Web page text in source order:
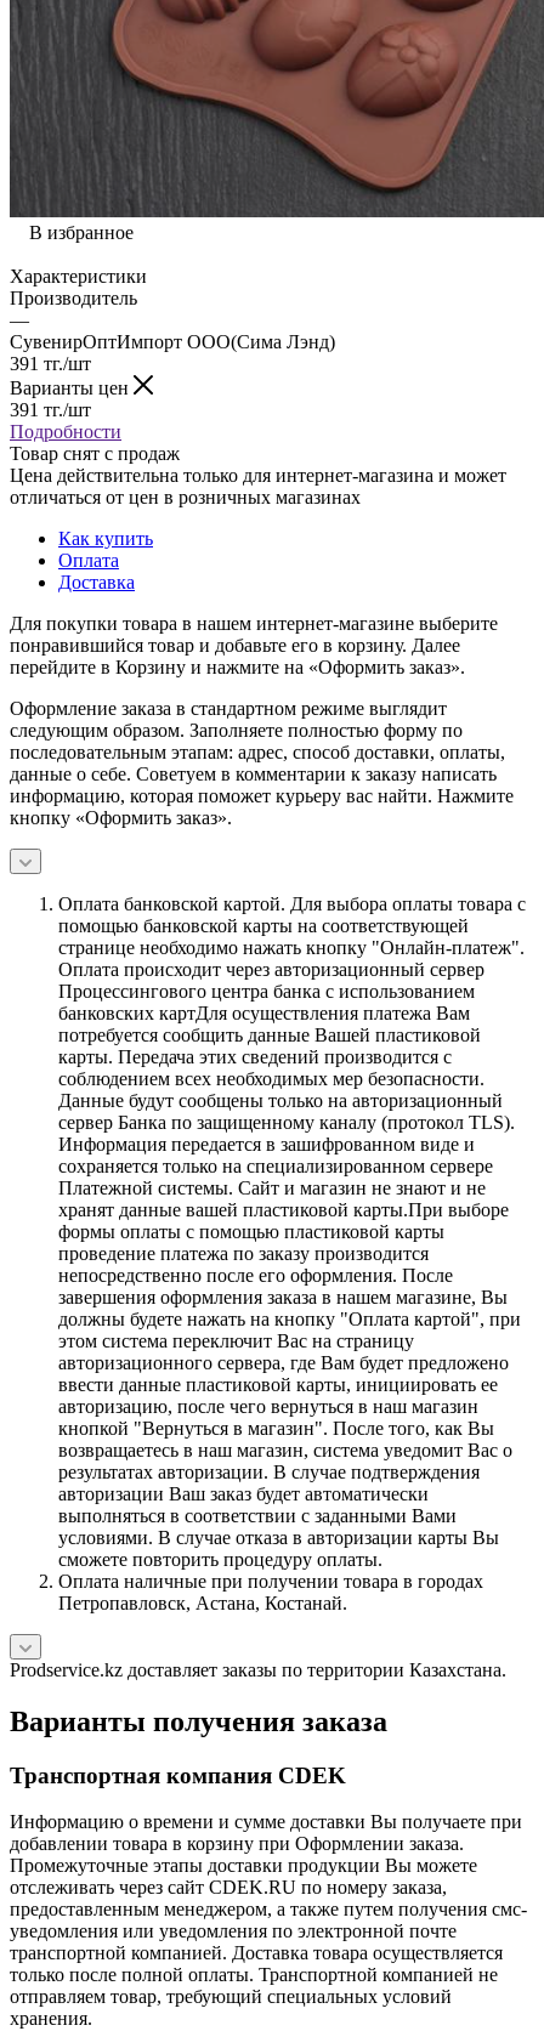
В избранное
Характеристики
Производитель
—
СувенирОптИмпорт ООО(Сима Лэнд)
391 тг./шт
Варианты цен
391 тг./шт
Подробности
Товар снят с продаж
Цена действительна только для интернет-магазина и может
отличаться от цен в розничных магазинах
Как купить
Оплата
Доставка
Для покупки товара в нашем интернет-магазине выберите
понравившийся товар и добавьте его в корзину. Далее
перейдите в Корзину и нажмите на «Оформить заказ».
Оформление заказа в стандартном режиме выглядит
следующим образом. Заполняете полностью форму по
последовательным этапам: адрес, способ доставки, оплаты,
данные о себе. Советуем в комментарии к заказу написать
информацию, которая поможет курьеру вас найти. Нажмите
кнопку «Оформить заказ».
Оплата банковской картой. Для выбора оплаты товара с
помощью банковской карты на соответствующей
странице необходимо нажать кнопку "Онлайн-платеж".
Оплата происходит через авторизационный сервер
Процессингового центра банка с использованием
банковских картДля осуществления платежа Вам
потребуется сообщить данные Вашей пластиковой
карты. Передача этих сведений производится с
соблюдением всех необходимых мер безопасности.
Данные будут сообщены только на авторизационный
сервер Банка по защищенному каналу (протокол TLS).
Информация передается в зашифрованном виде и
сохраняется только на специализированном сервере
Платежной системы. Сайт и магазин не знают и не
хранят данные вашей пластиковой карты.При выборе
формы оплаты с помощью пластиковой карты
проведение платежа по заказу производится
непосредственно после его оформления. После
завершения оформления заказа в нашем магазине, Вы
должны будете нажать на кнопку "Оплата картой", при
этом система переключит Вас на страницу
авторизационного сервера, где Вам будет предложено
ввести данные пластиковой карты, инициировать ее
авторизацию, после чего вернуться в наш магазин
кнопкой "Вернуться в магазин". После того, как Вы
возвращаетесь в наш магазин, система уведомит Вас о
результатах авторизации. В случае подтверждения
авторизации Ваш заказ будет автоматически
выполняться в соответствии с заданными Вами
условиями. В случае отказа в авторизации карты Вы
сможете повторить процедуру оплаты.
Оплата наличные при получении товара в городах
Петропавловск, Астана, Костанай.
Prodservice.kz доставляет заказы по территории Казахстана.
Варианты получения заказа
Транспортная компания CDEK
Информацию о времени и сумме доставки Вы получаете при
добавлении товара в корзину при Оформлении заказа.
Промежуточные этапы доставки продукции Вы можете
отслеживать через сайт CDEK.RU по номеру заказа,
предоставленным менеджером, а также путем получения смс-
уведомления или уведомления по электронной почте
транспортной компанией. Доставка товара осуществляется
только после полной оплаты. Транспортной компанией не
отправляем товар, требующий специальных условий
хранения.